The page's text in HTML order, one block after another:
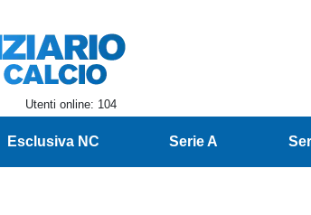
Utenti online: 104
Esclusiva NC Serie A